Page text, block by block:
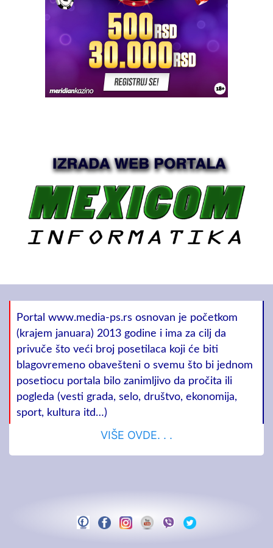
Portal www.media-ps.rs osnovan je početkom
(krajem januara) 2013 godine i ima za cilj da
privuče što veći broj posetilaca koji će biti
blagovremeno obavešteni o svemu što bi jednom
posetiocu portala bilo zanimljivo da pročita ili
pogleda (vesti grada, selo, društvo, ekonomija,
sport, kultura itd…)
VIŠE OVDE. . .